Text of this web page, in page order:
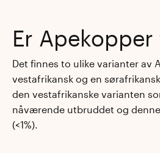
Er Apekopper
Det finnes to ulike varianter av
vestafrikansk og en
den vestafrikanske varianten
nåværende utbruddet og
(<1%).